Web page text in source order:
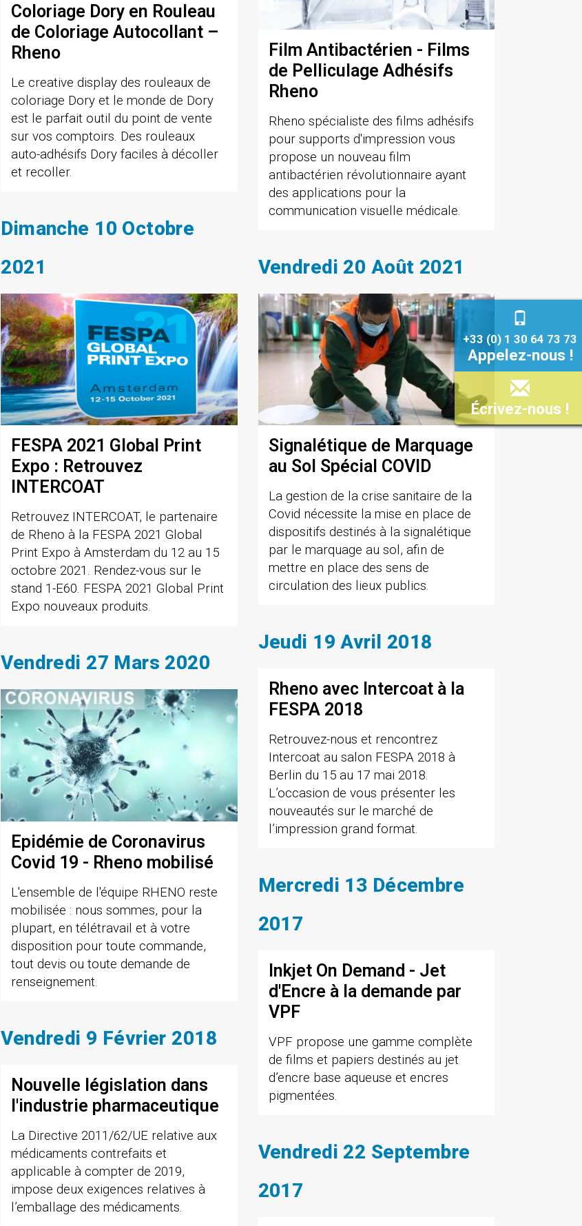
Coloriage Dory en Rouleau
de Coloriage Autocollant –
Rheno
Le creative display des rouleaux de
coloriage Dory et le monde de Dory
est le parfait outil du point de vente
sur vos comptoirs. Des rouleaux
auto-adhésifs Dory faciles à décoller
et recoller.
Dimanche 10 Octobre
2021
FESPA 2021 Global Print
Expo : Retrouvez
INTERCOAT
Retrouvez INTERCOAT, le partenaire
de Rheno à la FESPA 2021 Global
Print Expo à Amsterdam du 12 au 15
octobre 2021. Rendez-vous sur le
stand 1-E60. FESPA 2021 Global Print
Expo nouveaux produits.
Vendredi 27 Mars 2020
Epidémie de Coronavirus
Covid 19 - Rheno mobilisé
L'ensemble de l'équipe RHENO reste
mobilisée : nous sommes, pour la
plupart, en télétravail et à votre
disposition pour toute commande,
tout devis ou toute demande de
renseignement.
Vendredi 9 Février 2018
Nouvelle législation dans
l'industrie pharmaceutique
La Directive 2011/62/UE relative aux
médicaments contrefaits et
applicable à compter de 2019,
impose deux exigences relatives à
l’emballage des médicaments.
Film Antibactérien - Films
de Pelliculage Adhésifs
Rheno
Rheno spécialiste des films adhésifs
pour supports d'impression vous
propose un nouveau film
antibactérien révolutionnaire ayant
des applications pour la
communication visuelle médicale.
Vendredi 20 Août 2021
Signalétique de Marquage
au Sol Spécial COVID
La gestion de la crise sanitaire de la
Covid nécessite la mise en place de
dispositifs destinés à la signalétique
par le marquage au sol, afin de
mettre en place des sens de
circulation des lieux publics.
Jeudi 19 Avril 2018
Rheno avec Intercoat à la
FESPA 2018
Retrouvez-nous et rencontrez
Intercoat au salon FESPA 2018 à
Berlin du 15 au 17 mai 2018.
L’occasion de vous présenter les
nouveautés sur le marché de
l’impression grand format.
Mercredi 13 Décembre
2017
Inkjet On Demand - Jet
d'Encre à la demande par
VPF
VPF propose une gamme complète
de films et papiers destinés au jet
d’encre base aqueuse et encres
pigmentées.
Vendredi 22 Septembre
2017
+33 (0) 1 30 64 73 73
Appelez-nous !
Écrivez-nous !